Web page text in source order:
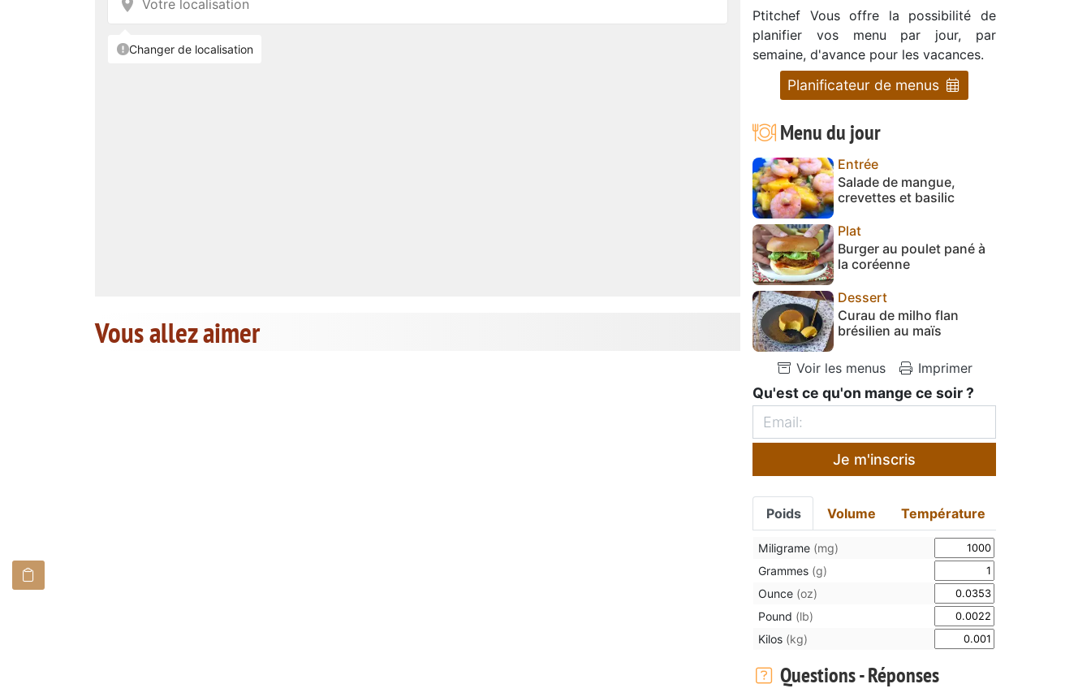
Vous allez aimer
Ptitchef Vous offre la possibilité de
planifier vos menu par jour, par
semaine, d'avance pour les vacances.
Planificateur de menus
Menu du jour
Entrée
Salade de mangue,
crevettes et basilic
Plat
Burger au poulet pané à
la coréenne
Dessert
Curau de milho flan
brésilien au maïs
Voir les menus Imprimer
Qu'est ce qu'on mange ce soir ?
Je m'inscris
Poids Volume Température
Miligrame (mg)
Grammes (g)
Ounce (oz)
Pound (lb)
Kilos (kg)
Questions - Réponses